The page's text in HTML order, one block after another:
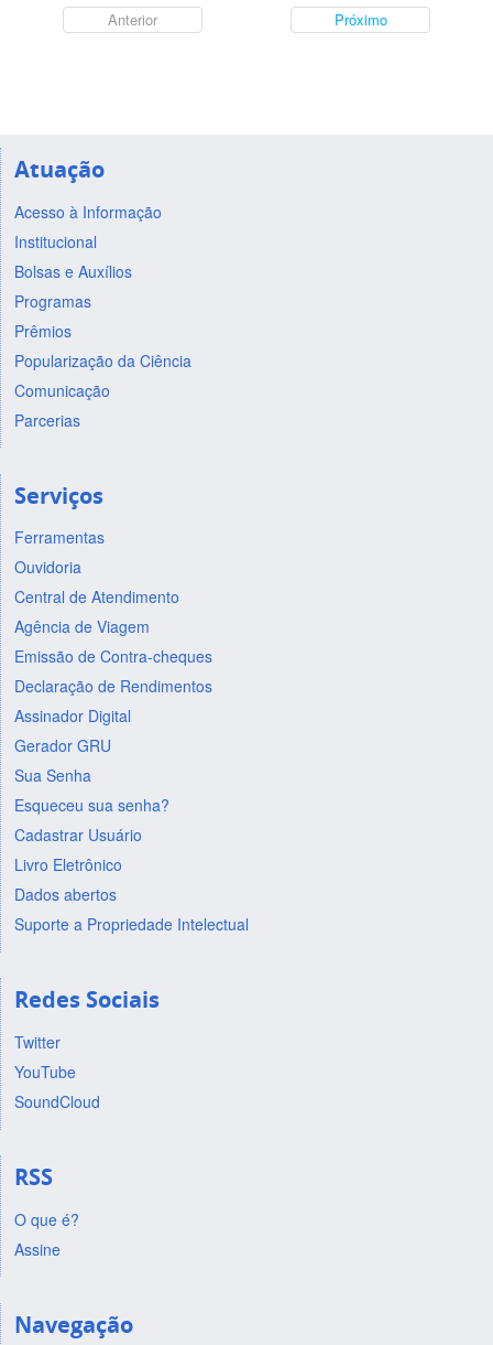
Anterior Próximo
Atuação
Acesso à Informação
Institucional
Bolsas e Auxílios
Programas
Prêmios
Popularização da Ciência
Comunicação
Parcerias
Serviços
Ferramentas
Ouvidoria
Central de Atendimento
Agência de Viagem
Emissão de Contra-cheques
Declaração de Rendimentos
Assinador Digital
Gerador GRU
Sua Senha
Esqueceu sua senha?
Cadastrar Usuário
Livro Eletrônico
Dados abertos
Suporte a Propriedade Intelectual
Redes Sociais
Twitter
YouTube
SoundCloud
RSS
O que é?
Assine
Navegação